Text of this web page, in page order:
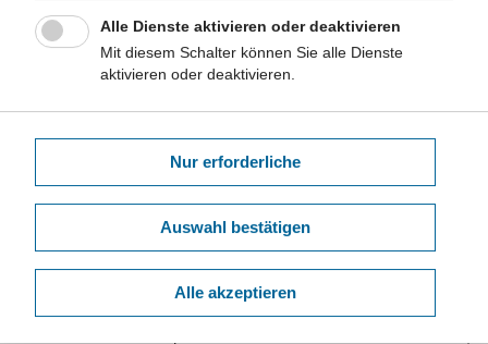
in einer Gesellschaft ausmachen. Im allgemeinen
Sprachgebrauch wird mit Qualität des Lebens vorwiegend der
Grad des Wohlbefindens eines Menschen oder einer Gruppe
Diese These vertritt die Ansicht, dass die steigende
beeinträchtigten Lebensjahren einhergeht. Ebenfalls wird mit
dieser These angenommen, dass sich als Folge dessen die
Länge der Lebenszeit in chronischer Krankheit vermehrt (RKI
2009).
Morbiditätskompressionsthese(Compression of Morbidity)
Alle Dienste aktivieren oder deaktivieren
Mit diesem Schalter können Sie alle Dienste
aktivieren oder deaktivieren.
Nur erforderliche
Auswahl bestätigen
Alle akzeptieren